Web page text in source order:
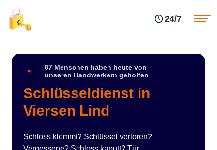
24/7
87 Menschen haben heute von
unseren Handwerkern geholfen
Schlüsseldienst in
Viersen Lind
Schloss klemmt? Schlüssel verloren?
Vergessene? Schloss kaputt? Tür